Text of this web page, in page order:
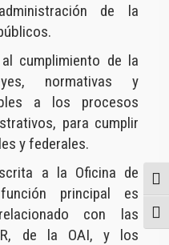
de la
cumplimiento de la
normativas y
a los procesos
para cumplir
y federales.
a la Oficina de
principal es
con las
de la OAI, y los